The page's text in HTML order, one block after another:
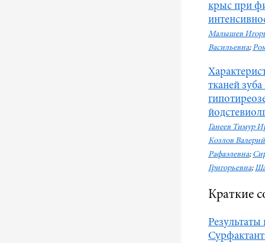
крыс при
Малышев
Васильевна;
тканей
Ганеев Тимур
Козлов
Рафаэлевна;
Григорьевна;
Краткие
Результаты